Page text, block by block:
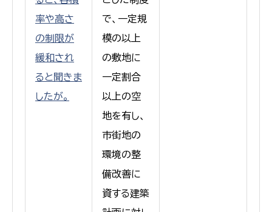
率や高さ
の制限が
緩和され
ると聞きま
したが。
で、一定規
模の以上
の敷地に
一定割合
以上の空
地を有し、
市街地の
環境の整
備改善に
資する建築